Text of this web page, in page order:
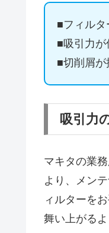
■フィルタ
■吸引力が
■切削屑が
吸引力
マキタの業
より、メン
ィルターを
舞い上がる